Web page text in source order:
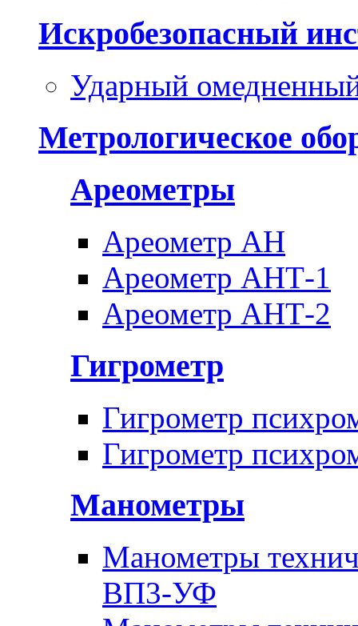
Искробезопасный
Ударный
Метрологическое
Ареометры
Ареометр АН
Ареометр АНТ-1
Ареометр АНТ-2
Гигрометр
Гигрометр
Гигрометр
Манометры
Манометры
ВП3-УФ